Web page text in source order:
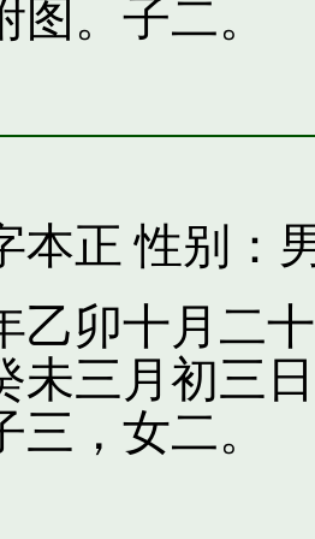
图。子二。
本正 性别：
乙卯十月二
未三月初三
，女二。